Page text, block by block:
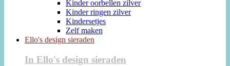
Kinder oorbellen zilver
Kinder ringen zilver
Kindersetjes
Zelf maken
Ello's design sieraden
In Ello's design sieraden